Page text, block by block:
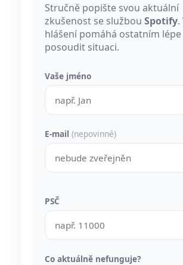
Stručně popište svou aktuální
zkušenost se službou Spotify.
hlášení pomáhá ostatním lépe
posoudit situaci.
Vaše jméno
E-mail (nepovinné)
PSČ
Co aktuálně nefunguje?